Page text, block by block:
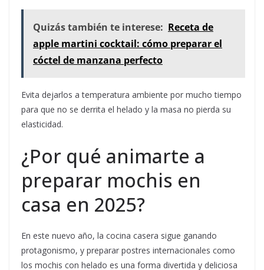
Quizás también te interese: Receta de
apple martini cocktail: cómo preparar el
cóctel de manzana perfecto
Evita dejarlos a temperatura ambiente por mucho tiempo
para que no se derrita el helado y la masa no pierda su
elasticidad.
¿Por qué animarte a
preparar mochis en
casa en 2025?
En este nuevo año, la cocina casera sigue ganando
protagonismo, y preparar postres internacionales como
los mochis con helado es una forma divertida y deliciosa